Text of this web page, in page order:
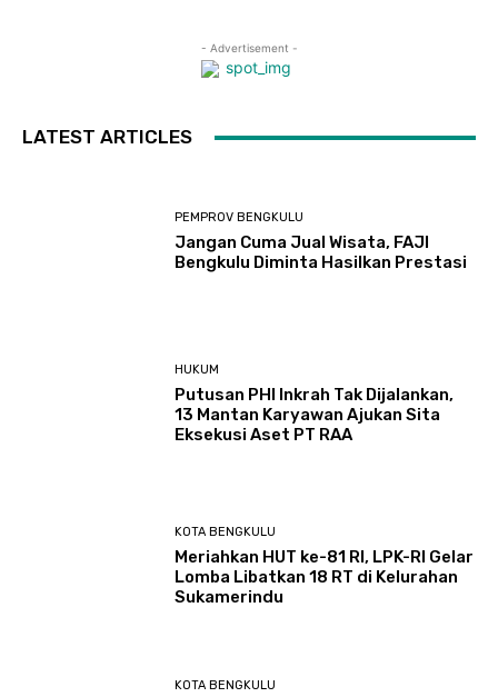
- Advertisement -
LATEST ARTICLES
PEMPROV BENGKULU
Jangan Cuma Jual Wisata, FAJI
Bengkulu Diminta Hasilkan Prestasi
HUKUM
Putusan PHI Inkrah Tak Dijalankan,
13 Mantan Karyawan Ajukan Sita
Eksekusi Aset PT RAA
KOTA BENGKULU
Meriahkan HUT ke-81 RI, LPK-RI Gelar
Lomba Libatkan 18 RT di Kelurahan
Sukamerindu
KOTA BENGKULU